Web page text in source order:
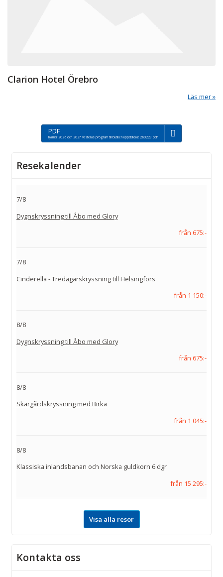
Clarion Hotel Örebro
Läs mer
PDF
hjalmar 2026 och 2027 vasteras program till butiken uppdaterat 260223.pdf
Resekalender
7/8
Dygnskryssning till Åbo med Glory
från 675:-
7/8
Cinderella - Tredagarskryssning till Helsingfors
från 1 150:-
8/8
Dygnskryssning till Åbo med Glory
från 675:-
8/8
Skärgårdskryssning med Birka
från 1 045:-
8/8
Klassiska inlandsbanan och Norska guldkorn 6 dgr
från 15 295:-
Visa alla resor
Kontakta oss